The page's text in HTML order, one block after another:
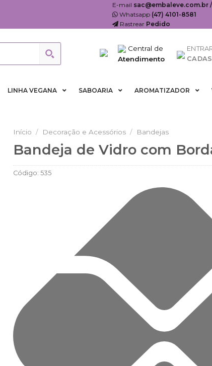
E-mail sac@embaleve.com.br
Whatsapp (47) 4101-8581
Rastrear Pedido
Central de
Atendimento
LINHA VEGANA SABOARIA AROMATIZADOR
Início / Decoração e Acessórios / Bandejas
Bandeja de Vidro com
Código: 535